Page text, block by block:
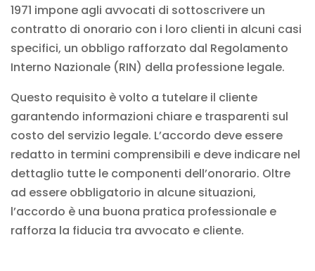
1971 impone agli avvocati di sottoscrivere un
contratto di onorario con i loro clienti in alcuni casi
specifici, un obbligo rafforzato dal Regolamento
Interno Nazionale (RIN) della professione legale.
Questo requisito è volto a tutelare il cliente
garantendo informazioni chiare e trasparenti sul
costo del servizio legale. L’accordo deve essere
redatto in termini comprensibili e deve indicare nel
dettaglio tutte le componenti dell’onorario. Oltre
ad essere obbligatorio in alcune situazioni,
l’accordo è una buona pratica professionale e
rafforza la fiducia tra avvocato e cliente.